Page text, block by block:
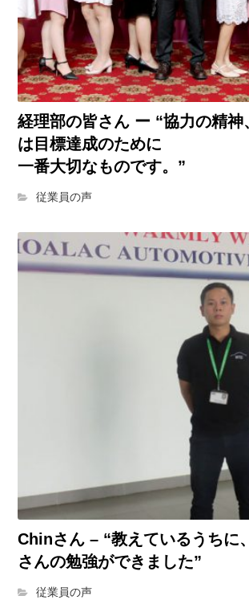
経理部の皆さん ー “協力の精神
は目標達成のために
一番大切なものです。”
従業員の声
Chinさん – “教えているうちに
さんの勉強ができました”
従業員の声